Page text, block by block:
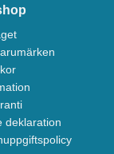
deklaration